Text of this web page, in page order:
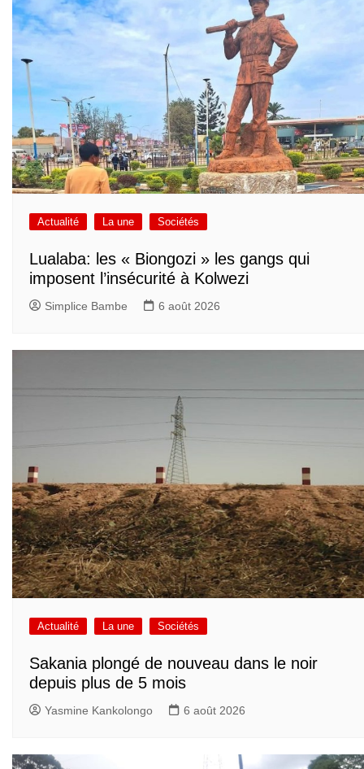
Actualité La une Sociétés
Lualaba: les « Biongozi » les gangs qui
imposent l’insécurité à Kolwezi
Simplice Bambe 6 août 2026
Actualité La une Sociétés
Sakania plongé de nouveau dans le noir
depuis plus de 5 mois
Yasmine Kankolongo 6 août 2026